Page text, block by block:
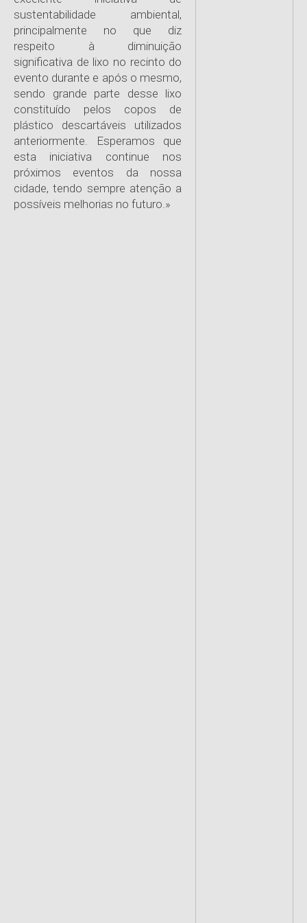
sustentabilidade ambiental,
principalmente no que diz
respeito à diminuição
significativa de lixo no recinto do
evento durante e após o mesmo,
sendo grande parte desse lixo
constituído pelos copos de
plástico descartáveis utilizados
anteriormente. Esperamos que
esta iniciativa continue nos
próximos eventos da nossa
cidade, tendo sempre atenção a
possíveis melhorias no futuro.»